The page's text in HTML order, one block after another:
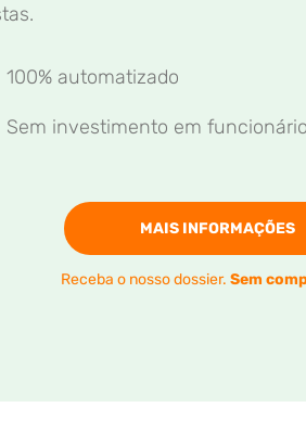
100% automatizado
Sem investimento em
MAIS INFORMAÇÕES
Receba o nosso dossier. Sem